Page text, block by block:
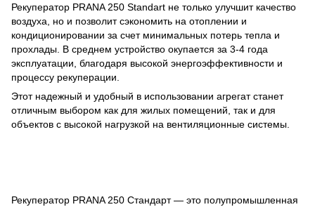
Рекуператор PRANA 250 Standart не только улучшит качество
воздуха, но и позволит сэкономить на отоплении и
кондиционировании за счет минимальных потерь тепла и
прохлады. В среднем устройство окупается за 3-4 года
эксплуатации, благодаря высокой энергоэффективности и
процессу рекуперации.
Этот надежный и удобный в использовании агрегат станет
отличным выбором как для жилых помещений, так и для
объектов с высокой нагрузкой на вентиляционные системы.
Рекуператор PRANA 250 Стандарт — это полупромышленная